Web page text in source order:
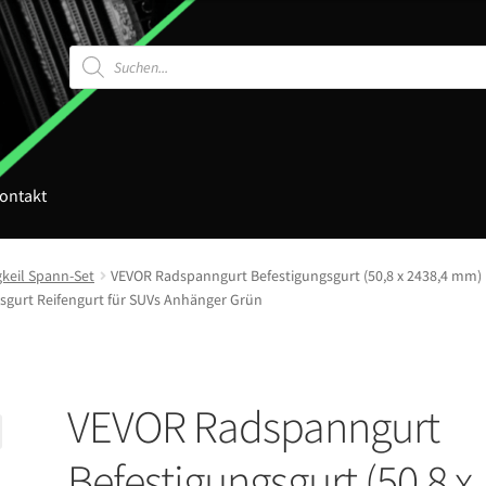
Products
search
Spann-Set
VEVOR Radspanngurt Befestigungsgurt (50,8 x 2438,4
Reifengurt für SUVs Anhänger Grün
VEVOR Radspanngurt